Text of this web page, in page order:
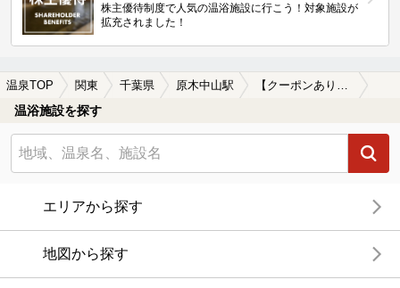
株主優待制度で人気の温浴施設に行こう！対象施設が
拡充されました！
温泉TOP 関東 千葉県 原木中山駅
温浴施設を探す
エリアから探す
地図から探す